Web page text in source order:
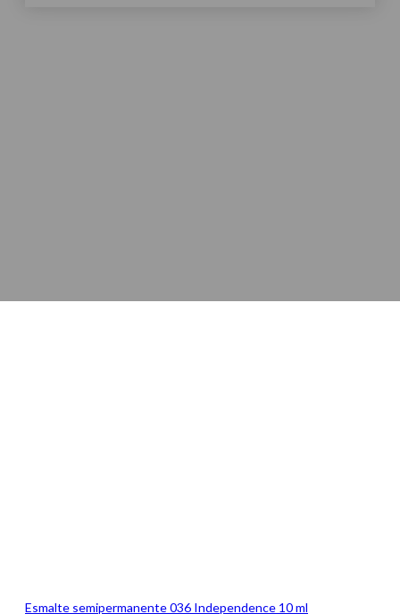
Esmalte semipermanente 036 Independence 10 ml